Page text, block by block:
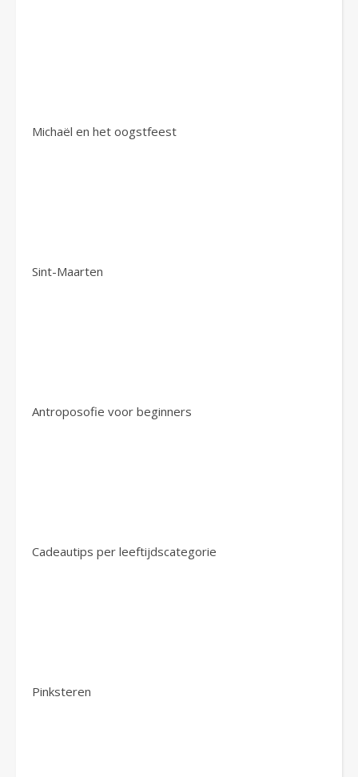
Michaël en het oogstfeest
Sint-Maarten
Antroposofie voor beginners
Cadeautips per leeftijdscategorie
Pinksteren